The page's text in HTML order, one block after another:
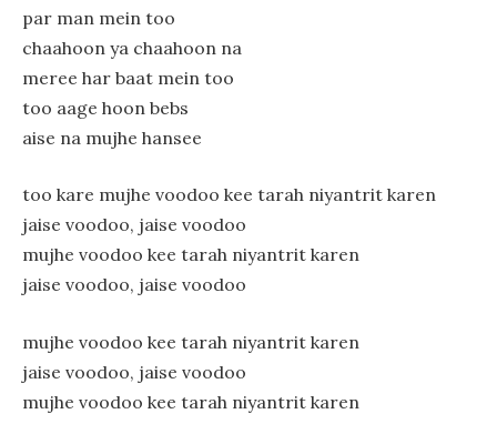
par man mein too
chaahoon ya chaahoon na
meree har baat mein too
too aage hoon bebs
aise na mujhe hansee
too kare mujhe voodoo kee tarah niyantrit karen
jaise voodoo, jaise voodoo
mujhe voodoo kee tarah niyantrit karen
jaise voodoo, jaise voodoo
mujhe voodoo kee tarah niyantrit karen
jaise voodoo, jaise voodoo
mujhe voodoo kee tarah niyantrit karen